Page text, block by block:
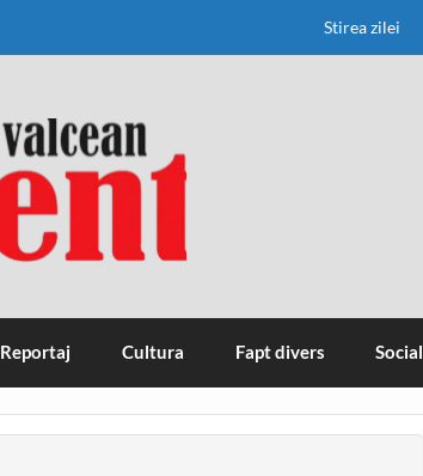
Stirea zilei
Reportaj Cultura Fapt divers Social